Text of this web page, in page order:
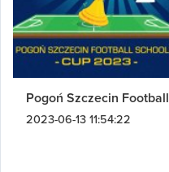
Pogoń Szczecin
2023-06-13 11:54:22